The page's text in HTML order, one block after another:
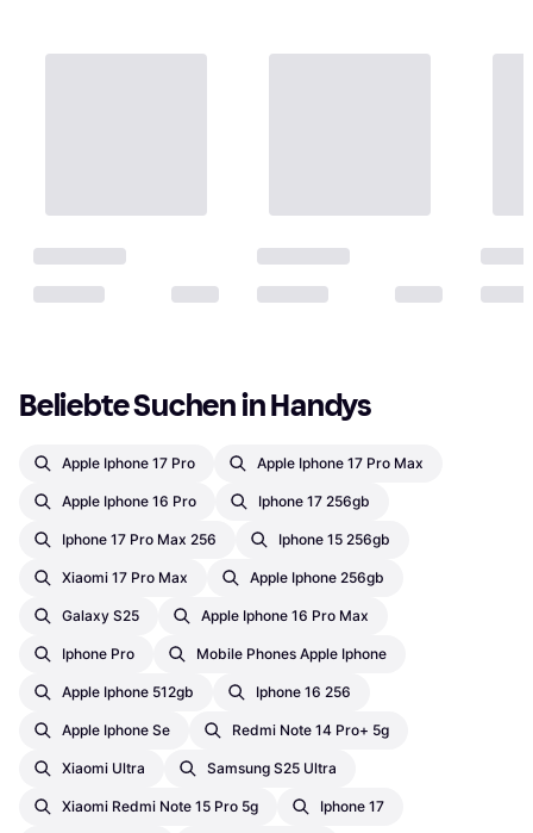
Beliebte Suchen in Handys
Apple Iphone 17 Pro Apple Iphone 17 Pro Max
Apple Iphone 16 Pro Iphone 17 256gb
Iphone 17 Pro Max 256 Iphone 15 256gb
Xiaomi 17 Pro Max Apple Iphone 256gb
Galaxy S25 Apple Iphone 16 Pro Max
Iphone Pro Mobile Phones Apple Iphone
Apple Iphone 512gb Iphone 16 256
Apple Iphone Se Redmi Note 14 Pro+ 5g
Xiaomi Ultra Samsung S25 Ultra
Xiaomi Redmi Note 15 Pro 5g Iphone 17